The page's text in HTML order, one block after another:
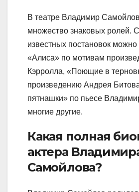
В театре Владимир
множество знаковых ролей.
известных постановок можно
«Алиса» по мотивам
Кэрролла, «Поющие в
произведению Андрея
пятнашки» по пьесе
многие другие.
Какая полная
актера
Самойлова?